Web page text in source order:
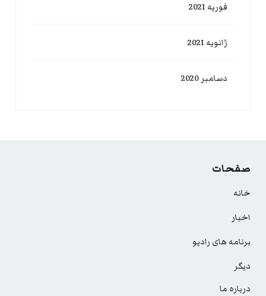
فوریه 2021
ژانویه 2021
دسامبر 2020
صفحات
خانه
اخبار
برنامه های رادیو
دیگر
درباره ما